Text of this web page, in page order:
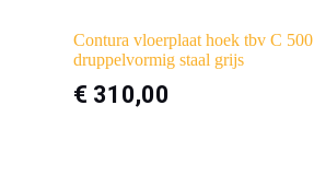
Contura vloerplaat hoek tbv C
druppelvormig staal grijs
€ 310,00